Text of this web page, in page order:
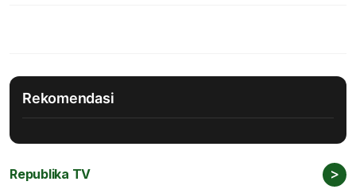
Rekomendasi
Republika TV >